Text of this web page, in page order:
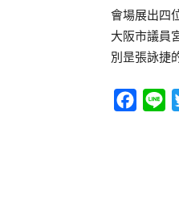
會場展出四
大阪市議員
別昰張詠捷